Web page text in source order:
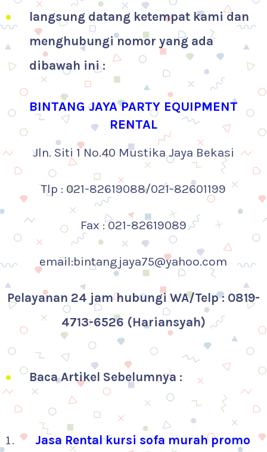
langsung datang ketempat kami dan
menghubungi nomor yang ada
dibawah ini :
BINTANG JAYA PARTY EQUIPMENT
RENTAL
Jln. Siti 1 No.40 Mustika Jaya Bekasi
Tlp : 021-82619088/021-82601199
Fax : 021-82619089
email:bintangjaya75@yahoo.com
Pelayanan 24 jam hubungi WA/Telp : 0819-
4713-6526 (Hariansyah)
Baca Artikel Sebelumnya :
Jasa Rental kursi sofa murah promo